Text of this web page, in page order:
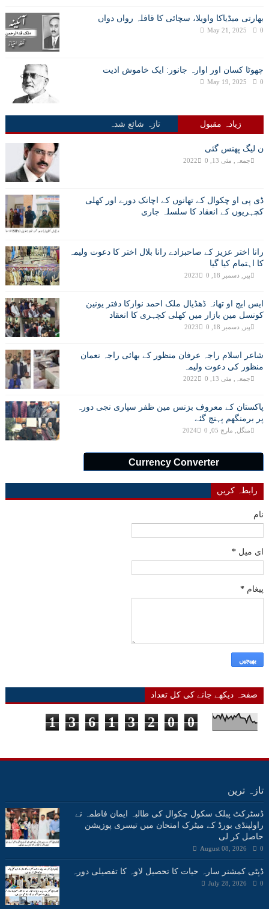
بھارتی میڈیاکا واویلا، سچائی کا قافلہ رواں دواں
May 21, 2025 0
چھوٹا کسان اور اوارہ جانور: ایک خاموش اذیت
May 19, 2025 0
زیادہ مقبول تازہ شائع شدہ
ن لیگ پھنس گئی
جمعہ, مئی 13, 2022 0
ڈی پی او چکوال کے تھانوں کے اچانک دورے اور کھلی
کچہریوں کے انعقاد کا سلسلہ جاری
رانا اختر عزیز کے صاحبزادے رانا بلال اختر کا دعوت ولیمہ
کا اہتمام کیا گیا
پیر, دسمبر 18, 2023 0
ایس ایچ او تھانہ ڈھڈیال ملک احمد نوازکا دفتر یونین
کونسل مین بازار میں کھلی کچہری کا انعقاد
پیر, دسمبر 18, 2023 0
شاعر اسلام راجہ عرفان منظور کے بھائی راجہ نعمان
منظور کی دعوت ولیمہ
جمعہ, مئی 13, 2022 0
پاکستان کے معروف بزنس مین ظفر سپاری نجی دورہ
پر برمنگھم پہنچ گئے
منگل, مارچ 05, 2024 0
Currency Converter
رابطہ کریں
نام
ای میل *
پیغام *
صفحہ دیکھے جانے کی کل تعداد
1 3 6 1 3 2 0 0
تازہ ترین
ڈسٹرکٹ پبلک سکول چکوال کی طالبہ ایمان فاطمہ نے
راولپنڈی بورڈ کے میٹرک امتحان میں تیسری پوزیشن
حاصل کر لی
August 08, 2026 0
ڈپٹی کمشنر سارہ حیات کا تحصیل لاوہ کا تفصیلی دورہ
July 28, 2026 0